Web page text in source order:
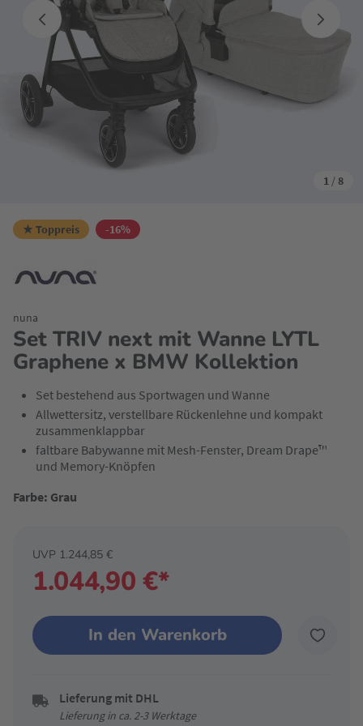
1 /8
★ Toppreis -16%
Set TRIV next mit Wanne LYTL
Graphene x BMW Kollektion
nuna
Set bestehend aus Sportwagen und Wanne
Allwettersitz, verstellbare Rückenlehne und kompakt
zusammenklappbar
faltbare Babywanne mit Mesh-Fenster, Dream Drape™
und Memory-Knöpfen
Farbe: Grau
1.044,90 €*
UVP 1.244,85 €
In den Warenkorb
Lieferung mit DHL
Lieferung in ca. 2-3 Werktage